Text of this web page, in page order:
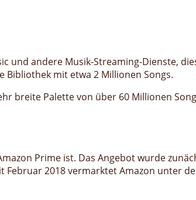
und andere Musik-Streaming-Dienste,
Bibliothek mit etwa 2 Millionen Songs.
breite Palette von über 60 Millionen
Prime ist. Das Angebot wurde
Februar 2018 vermarktet Amazon unter